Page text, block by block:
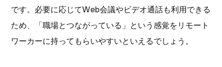
です。必要に応じてWeb会議やビデオ通話も利用できる
ため、「職場とつながっている」という感覚をリモート
ワーカーに持ってもらいやすいといえるでしょう。